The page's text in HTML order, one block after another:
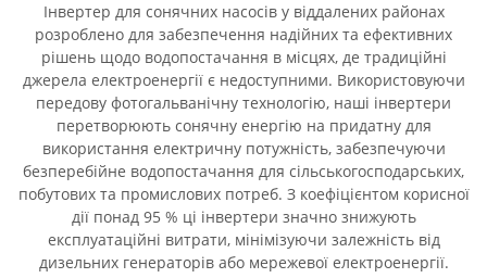
Інвертер для сонячних насосів у віддалених районах
розроблено для забезпечення надійних та ефективних
рішень щодо водопостачання в місцях, де традиційні
джерела електроенергії є недоступними. Використовуючи
передову фотогальванічну технологію, наші інвертери
перетворюють сонячну енергію на придатну для
використання електричну потужність, забезпечуючи
безперебійне водопостачання для сільськогосподарських,
побутових та промислових потреб. З коефіцієнтом корисної
дії понад 95 % ці інвертери значно знижують
експлуатаційні витрати, мінімізуючи залежність від
дизельних генераторів або мережевої електроенергії.